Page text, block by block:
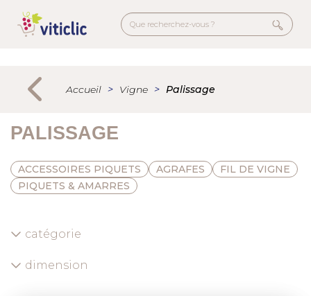
contenu
secondaire
Accueil Vigne Palissage
PALISSAGE
ACCESSOIRES PIQUETS AGRAFES
FIL DE VIGNE
PIQUETS & AMARRES
catégorie
dimension